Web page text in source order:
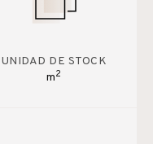
UNIDAD DE STOCK
m2